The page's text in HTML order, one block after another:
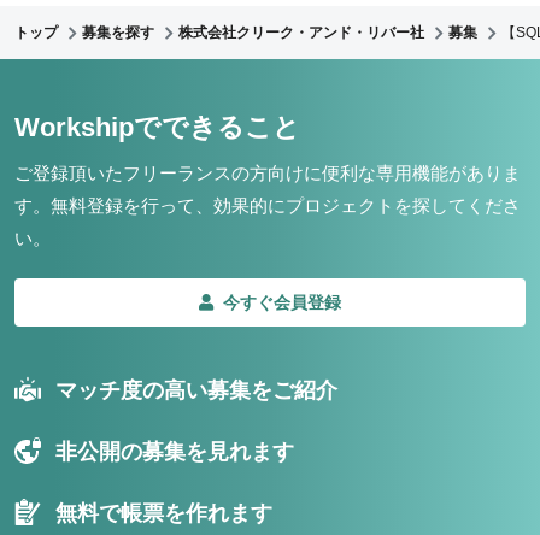
トップ 募集を探す 株式会社クリーク・アンド・リバー社 募集 【
Workshipでできること
ご登録頂いたフリーランスの方向けに便利な専用機能がありま
す。 無料登録を行って、効果的にプロジェクトを探してくださ
い。
今すぐ会員登録
マッチ度の高い募集をご紹介
非公開の募集を見れます
無料で帳票を作れます